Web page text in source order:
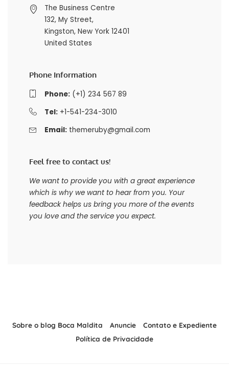
The Business Centre
132, My Street,
Kingston, New York 12401
United States
Phone Information
Phone:(+1) 234 567 89
Tel:+1-541-234-3010
Email: themeruby@gmail.com
Feel free to contact us!
We want to provide you with a great experience
which is why we want to hear from you. Your
feedback helps us bring you more of the events
you love and the service you expect.
Sobre o blog Boca Maldita Anuncie
Contato e Expediente
Política de Privacidade